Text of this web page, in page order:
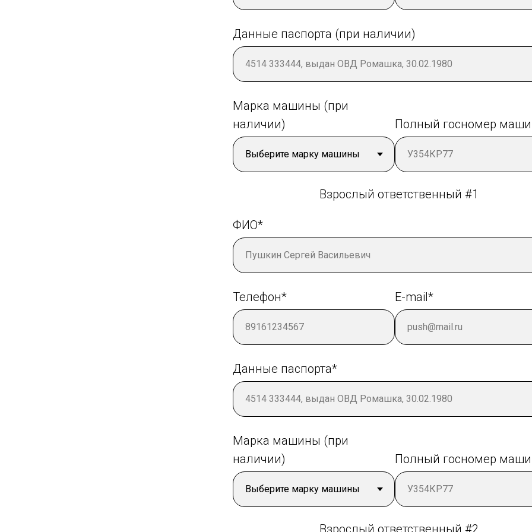
Данные паспорта (при наличии)
Марка машины (при
наличии)
Полный госномер
Взрослый ответственный #1
ФИО*
Телефон* E-mail*
Данные паспорта*
Марка машины (при
наличии)
Полный госномер
Взрослый ответственный #2